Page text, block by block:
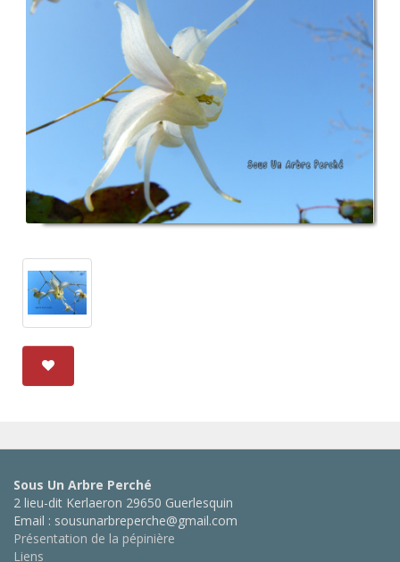
Sous Un Arbre Perché
2 lieu-dit Kerlaeron 29650 Guerlesquin
Email : sousunarbreperche@gmail.com
Présentation de la pépinière
Liens